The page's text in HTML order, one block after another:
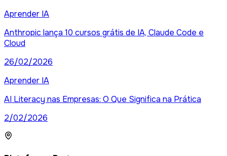
Aprender IA
Anthropic lança 10 cursos grátis de IA, Claude Code e
Cloud
26/02/2026
Aprender IA
AI Literacy nas Empresas: O Que Significa na Prática
2/02/2026